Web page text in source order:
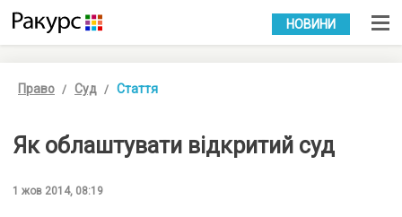
УКР РУС
НОВИНИ
Право Суд Стаття
Як облаштувати відкритий суд
1 жов 2014, 08:19